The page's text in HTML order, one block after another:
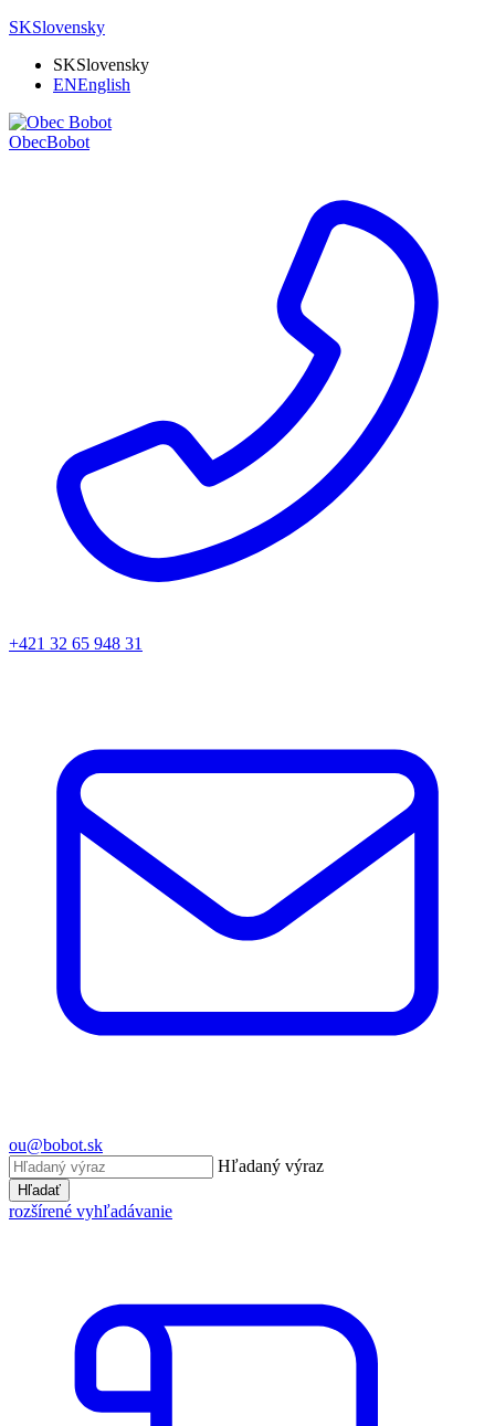
SKSlovensky
SKSlovensky
ENEnglish
ObecBobot
+421 32 65 948 31
ou@bobot.sk
Hľadaný výraz
Hľadať
rozšírené vyhľadávanie